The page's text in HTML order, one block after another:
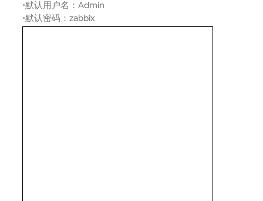
•默认用户名：Admin
•默认密码：zabbix